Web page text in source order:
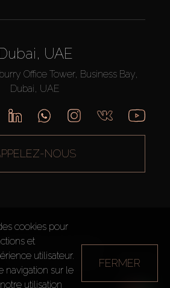
UAE
Office Tower, Business Bay,
Dubai, UAE
NOUS
©2026 Tous droits réservés
Politique de confidentialité Plan du site
cookies pour
et
utilisateur.
navigation sur le
utilisation
FERMER